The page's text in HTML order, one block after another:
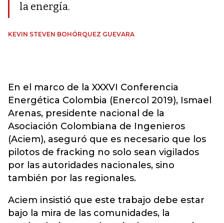
la energía.
KEVIN STEVEN BOHÓRQUEZ GUEVARA
En el marco de la XXXVI Conferencia
Energética Colombia (Enercol 2019), Ismael
Arenas, presidente nacional de la
Asociación Colombiana de Ingenieros
(Aciem), aseguró que es necesario que los
pilotos de fracking no solo sean vigilados
por las autoridades nacionales, sino
también por las regionales.
Aciem insistió que este trabajo debe estar
bajo la mira de las comunidades, la